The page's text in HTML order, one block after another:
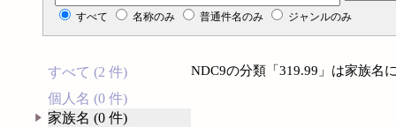
すべて 名称のみ 普通件名のみ ジャンルのみ
すべて (2 件)
個人名 (0 件)
家族名 (0 件)
NDC9の分類「319.99」は家族名